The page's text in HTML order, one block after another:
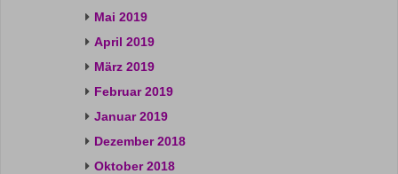
Mai 2019
April 2019
März 2019
Februar 2019
Januar 2019
Dezember 2018
Oktober 2018